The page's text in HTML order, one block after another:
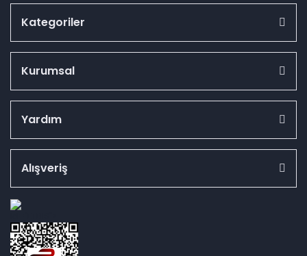
Kategoriler
Kurumsal
Yardım
Alışveriş